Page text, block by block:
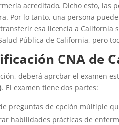
acreditado. Dicho esto, las
Por lo tanto, una persona
esa licencia a
Pública de California, pero
CNA de
deberá aprobar el examen
. El examen tiene dos partes:
preguntas de opción múltiple
habilidades prácticas de